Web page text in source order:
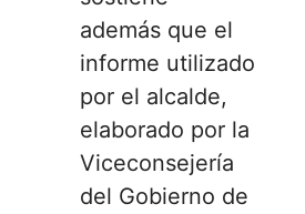
además que el
informe utilizado
por el alcalde,
elaborado por la
Viceconsejería
del Gobierno de